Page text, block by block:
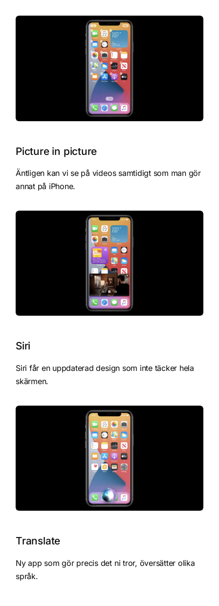
Picture in picture
Äntligen kan vi se på videos samtidigt som man gör
annat på iPhone.
Siri
Siri får en uppdaterad design som inte täcker hela
skärmen.
Translate
Ny app som gör precis det ni tror, översätter olika
språk.